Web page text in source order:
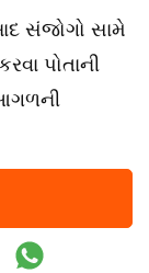
સંજોગો સામે
પોતાની
આગળની